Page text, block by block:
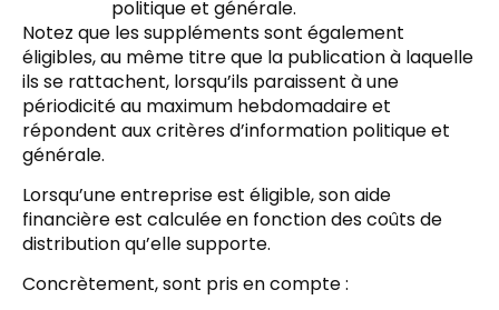
politique et générale.
Notez que les suppléments sont également
éligibles, au même titre que la publication à laquelle
ils se rattachent, lorsqu’ils paraissent à une
périodicité au maximum hebdomadaire et
répondent aux critères d’information politique et
générale.
Lorsqu’une entreprise est éligible, son aide
financière est calculée en fonction des coûts de
distribution qu’elle supporte.
Concrètement, sont pris en compte :